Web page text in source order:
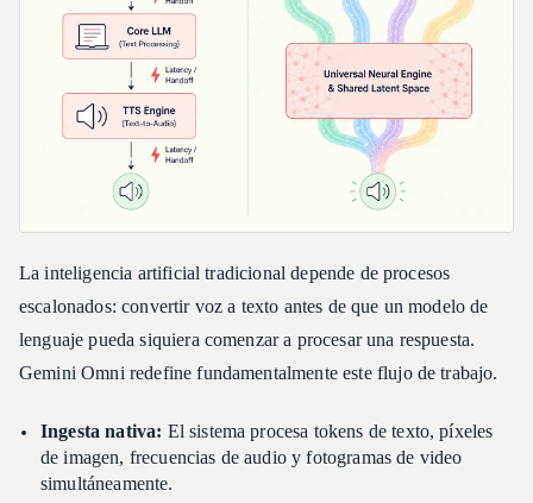
Lograr una implementación multimodal escalable
Restricciones computacionales y optimización de hardware para
la inferencia de IA global
La sobrecarga de la tokenización multimodal
Aceleración de cargas de trabajo mediante escalado de clústeres
Una API unificada para la generación de video de producción
máquinas unificada
La inteligencia artificial tradicional depende de procesos
escalonados: convertir voz a texto antes de que un modelo de
lenguaje pueda siquiera comenzar a procesar una respuesta.
Gemini Omni redefine fundamentalmente este flujo de trabajo.
Ingesta nativa: El sistema procesa tokens de texto, píxeles
de imagen, frecuencias de audio y fotogramas de video
simultáneamente.